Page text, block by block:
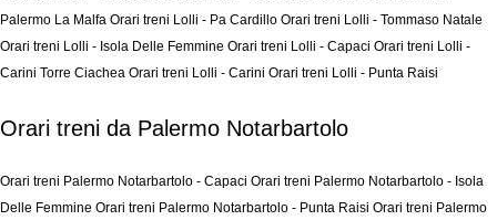
Palermo La Malfa Orari treni Lolli - Pa Cardillo Orari treni Lolli - Tommaso Natale
Orari treni Lolli - Isola Delle Femmine Orari treni Lolli - Capaci Orari treni Lolli -
Carini Torre Ciachea Orari treni Lolli - Carini Orari treni Lolli - Punta Raisi
Orari treni da Palermo Notarbartolo
Orari treni Palermo Notarbartolo - Capaci Orari treni Palermo Notarbartolo - Isola
Delle Femmine Orari treni Palermo Notarbartolo - Punta Raisi Orari treni Palermo